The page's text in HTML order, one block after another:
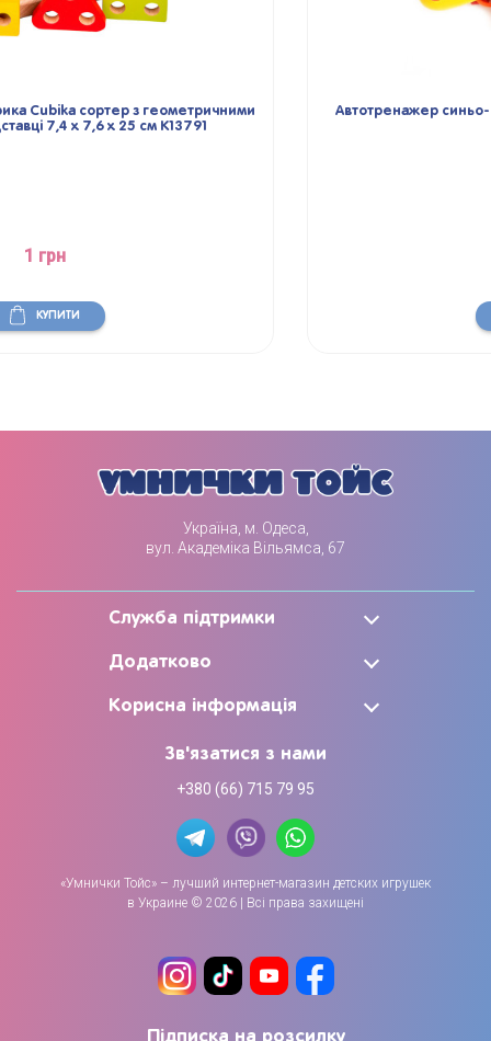
Автотренажер синьо-помаранчевий (російською мовою)
Україна, м. Одеса,
вул. Академіка Вільямса, 67
Служба підтримки
Додатково
Корисна інформація
Зв'язатися з нами
+380 (66) 715 79 95
«Умнички Тойс» – лучший интернет-магазин детских игрушек
в Украине © 2026 | Всі права захищені
Підписка на розсилку